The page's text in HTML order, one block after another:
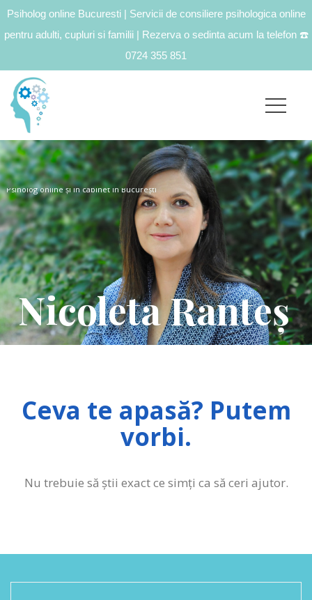
Psiholog online Bucuresti | Servicii de consiliere psihologica online
pentru adulti, cupluri si familii | Rezerva o sedinta acum la telefon ☎️
0724 355 851
Nicoleta Ranteș
Psiholog online și în cabinet în București
Ceva te apasă? Putem
vorbi.
Nu trebuie să știi exact ce simți ca să ceri ajutor.